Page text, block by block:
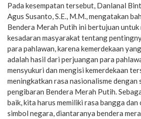
Pada kesempatan tersebut, Danlanal
Agus Susanto, S.E., M.M., mengatakan
Bendera Merah Putih ini bertujuan untuk
kesadaran masyarakat tentang
para pahlawan, karena kemerdekaan
adalah hasil dari perjuangan para
mensyukuri dan mengisi kemerdekaan
meningkatkan rasa nasionalisme dengan
pengibaran Bendera Merah Putih.
baik, kita harus memiliki rasa bangga
simbol negara, diantaranya bendera